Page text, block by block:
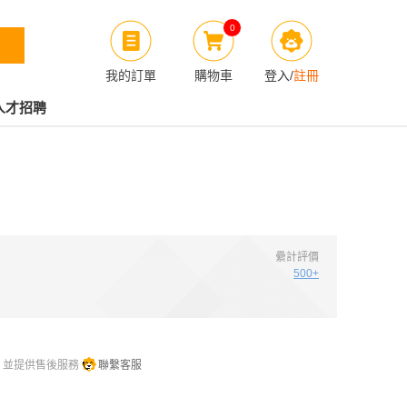
我的訂單
0
購物車 登入/註冊
才招聘
纍計評價
500+
提供售後服務 聯繫客服